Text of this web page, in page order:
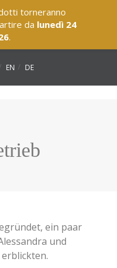
EN DE
ein paar
und
torneranno
da lunedì 24
.